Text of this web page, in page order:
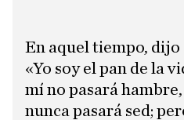
En aquel tiempo, dijo
«Yo soy el pan de la
mí no pasará
nunca pasará sed;